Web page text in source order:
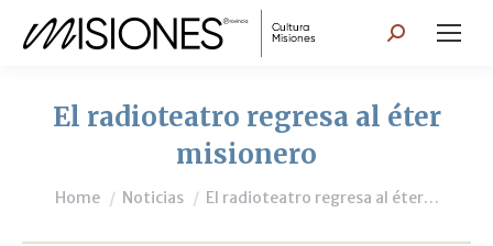
Search:
El radioteatro regresa al éter
misionero
You are here:
Home Noticias El radioteatro regresa al éter…